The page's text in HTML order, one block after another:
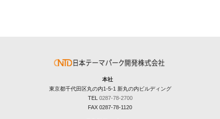
本社
東京都千代田区丸の内1-5-1 新丸の内ビルディング
TEL 0287-78-2700
FAX 0287-78-1120